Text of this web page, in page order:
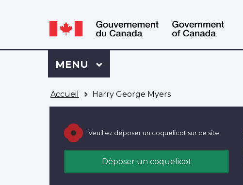
Language
switcher
Language
switcher
Se
connecter
à
Dossier
Menu
MENU PRINCIPAL
Accueil Harry George Myers
Veuillez déposer un coquelicot sur ce site.
Déposer un coquelicot